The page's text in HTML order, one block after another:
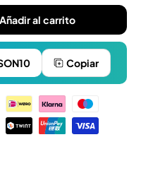
Añadir al carrito
Copiar